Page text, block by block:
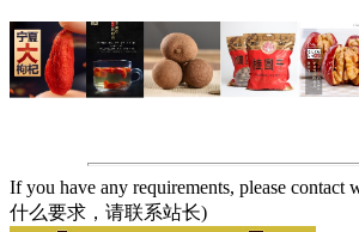
If you have any requirements, please contact
什么要求，请联系站长)